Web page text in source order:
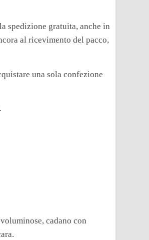
spedizione gratuita, anche in
al ricevimento del pacco,
una sola confezione
cadano con